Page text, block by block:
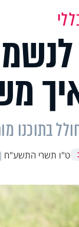
בתוכנו
ט"ו תשרי התשע"ח |